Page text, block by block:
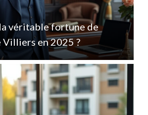
véritable fortune de
en 2025 ?